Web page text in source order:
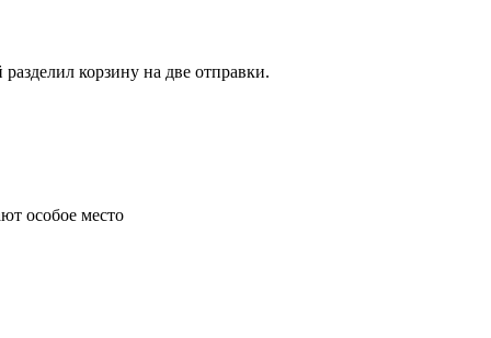
корзину на две отправки.
особое место